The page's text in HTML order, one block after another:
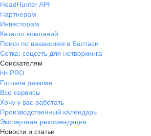
HeadHunter API
Партнерам
Инвесторам
Каталог компаний
Поиск по вакансиям в Балтаси
Сетка: соцсеть для нетворкинга
Соискателям
hh PRO
Готовое резюме
Все сервисы
Хочу у вас работать
Производственный календарь
Экспертная рекомендация
Новости и статьи